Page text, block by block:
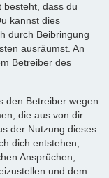
besteht, dass du
kannst dies
durch Beibringung
ausräumst. An
Betreiber des
den Betreiber wegen
die aus von dir
der Nutzung dieses
dich entstehen,
Ansprüchen,
und dem